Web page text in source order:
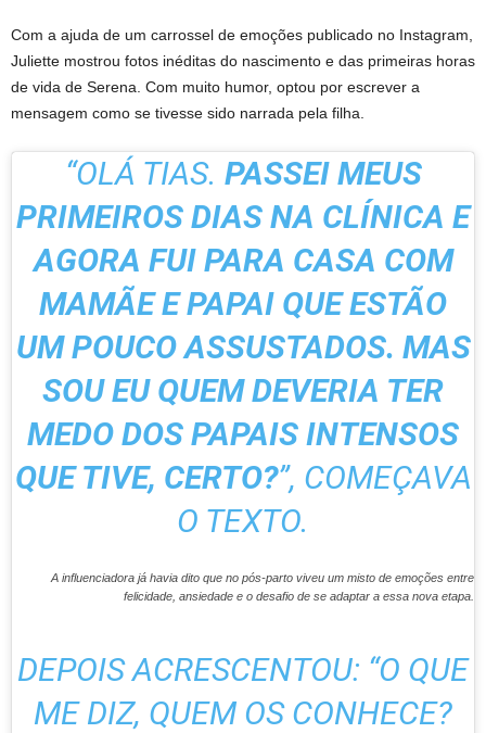
Com a ajuda de um carrossel de emoções publicado no Instagram,
Juliette mostrou fotos inéditas do nascimento e das primeiras horas
de vida de Serena. Com muito humor, optou por escrever a
mensagem como se tivesse sido narrada pela filha.
“OLÁ TIAS. PASSEI MEUS
PRIMEIROS DIAS NA CLÍNICA E
AGORA FUI PARA CASA COM
MAMÃE E PAPAI QUE ESTÃO
UM POUCO ASSUSTADOS. MAS
SOU EU QUEM DEVERIA TER
MEDO DOS PAPAIS INTENSOS
QUE TIVE, CERTO?”, COMEÇAVA
O TEXTO.
A influenciadora já havia dito que no pós-parto viveu um misto de emoções entre
felicidade, ansiedade e o desafio de se adaptar a essa nova etapa.
DEPOIS ACRESCENTOU: “O QUE
ME DIZ, QUEM OS CONHECE?